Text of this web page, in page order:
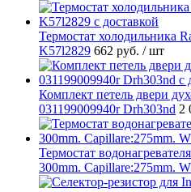
Термостат холодильника
K57l2829 662 руб. / шт
Комплект петель двери
031199009940r Drh303nd 2
Термостат
300mm. Capillare:275mm.